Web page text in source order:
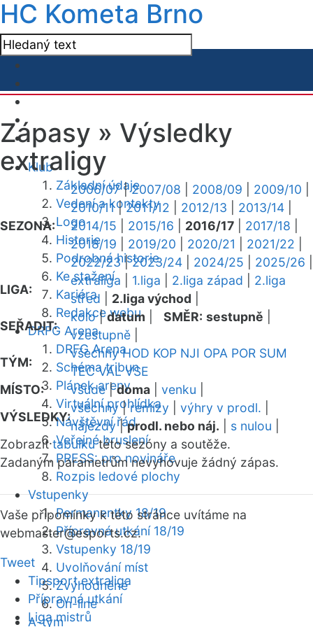
HC Kometa Brno
Klub
Základní údaje
Vedení a kontakty
Logo
Historie
Podrobná historie
Ke stažení
Kariéra
Redakce webu
DRFG Arena
DRFG Arena
Schéma tribun
Plánek areny
Virtuální prohlídka
Návštěvní řád
Veřejné bruslení
PRESS: pro novináře
Rozpis ledové plochy
Vstupenky
Permanentky 18/19
Přípravná utkání 18/19
Vstupenky 18/19
Uvolňování míst
Zvýhodněné
On-line
A-tým
Zápasy » Výsledky
extraligy
SEZONA:
2006/07|2007/08 2008/09 2009/10
2010/11|2011/12 2012/13 2013/14
2014/15
2015/16 2016/17 2017/18
2018/19
2019/20 2020/21 2021/22
2022/23|2023/24 2024/25 2025/26
LIGA:
extraliga 1.liga 2.liga západ
2.liga
střed
2.liga východ
SEŘADIT:
kolo|datum SMĚR: sestupně
vzestupně
TÝM:
všechny HOD KOP NJI OPA POR SUM
TEC VAL VSE
MÍSTO:
všude|doma venku
VÝSLEDKY:
všechny|remízy výhry v prodl.
nájezdy|prodl. nebo náj. s nulou
Zobrazittabulkutéto sezóny a soutěže.
Zadaným parametrům nevyhovuje žádný zápas.
Vaše připomínky k této stránce uvítáme na
webmaster@esports.cz.
Tweet
Tipsport extraliga
Přípravná utkání
Liga mistrů